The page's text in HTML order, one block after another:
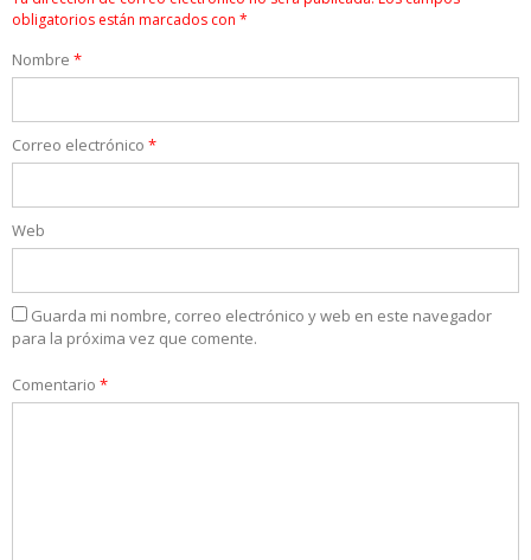
obligatorios están marcados con *
Nombre *
Correo electrónico *
Web
Guarda mi nombre, correo electrónico y web en este navegador
para la próxima vez que comente.
Comentario *